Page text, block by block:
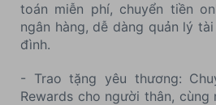
toán miễn phí, chuyển tiền
ngân hàng, dễ dàng quản lý
đình.
- Trao tặng yêu thương:
Rewards cho người thân, cùng